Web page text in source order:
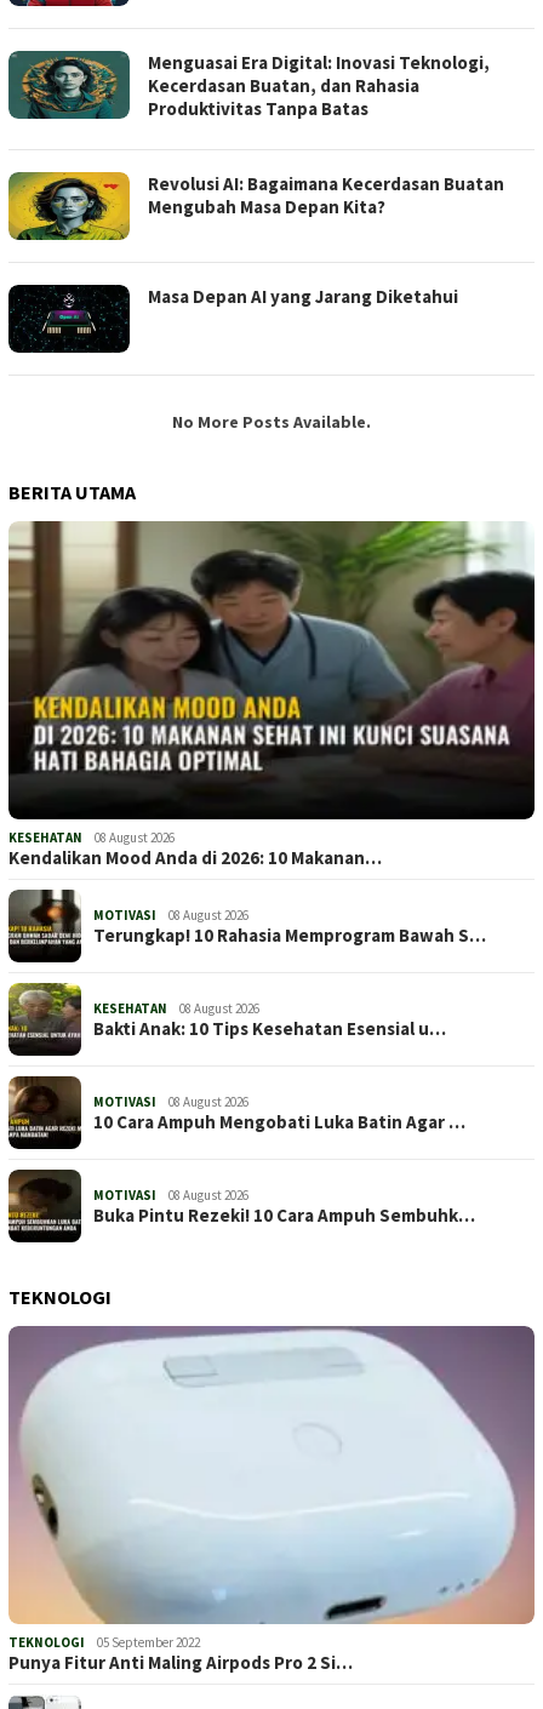
Menguasai Era Digital: Inovasi Teknologi,
Kecerdasan Buatan, dan Rahasia
Produktivitas Tanpa Batas
Revolusi AI: Bagaimana Kecerdasan Buatan
Mengubah Masa Depan Kita?
Masa Depan AI yang Jarang Diketahui
No More Posts Available.
BERITA UTAMA
KESEHATAN 08 August 2026
Kendalikan Mood Anda di 2026: 10 Makanan…
MOTIVASI 08 August 2026
Terungkap! 10 Rahasia Memprogram Bawah S…
KESEHATAN 08 August 2026
Bakti Anak: 10 Tips Kesehatan Esensial u…
MOTIVASI 08 August 2026
10 Cara Ampuh Mengobati Luka Batin Agar …
MOTIVASI 08 August 2026
Buka Pintu Rezeki! 10 Cara Ampuh Sembuhk…
TEKNOLOGI
TEKNOLOGI 05 September 2022
Punya Fitur Anti Maling Airpods Pro 2 Si…